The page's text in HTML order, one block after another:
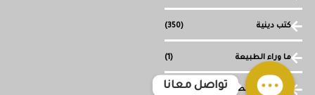
كتب دينية (350)
ما وراء الطبيعة (1)
مجموعة قصصية (1)
تواصل معانا